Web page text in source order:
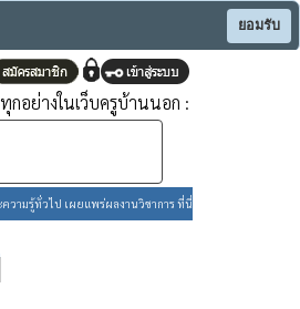
ยอมรับ
กอย่างในเว็บครูบ้านนอก :
วามรู้ทั่วไป เผยแพร่ผลงานวิชาการ ที่นี่